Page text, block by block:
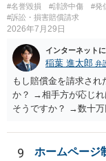
#名誉毀損 #誹謗中傷 #発
#訴訟・損害賠償請求
2026年7月29日
インターネット
稲葉 進太郎 弁
もし賠償金を請求され
か？ →相手方が応じれ
そうですか？ →数十万
渉が行われ、双方合意
訟提起を選択すれば
9
ホームページ